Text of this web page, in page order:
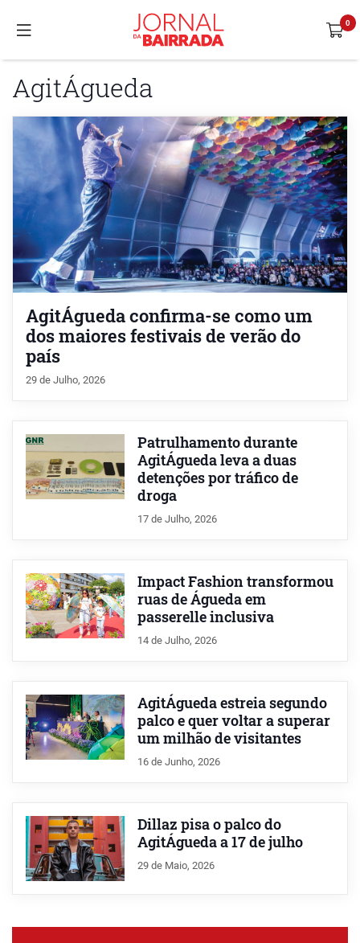
AgitÁgueda
AgitÁgueda confirma-se como um
dos maiores festivais de verão do
país
29 de Julho, 2026
Patrulhamento durante
AgitÁgueda leva a duas
detenções por tráfico de
droga
17 de Julho, 2026
Impact Fashion transformou
ruas de Águeda em
passerelle inclusiva
14 de Julho, 2026
AgitÁgueda estreia segundo
palco e quer voltar a superar
um milhão de visitantes
16 de Junho, 2026
Dillaz pisa o palco do
AgitÁgueda a 17 de julho
29 de Maio, 2026